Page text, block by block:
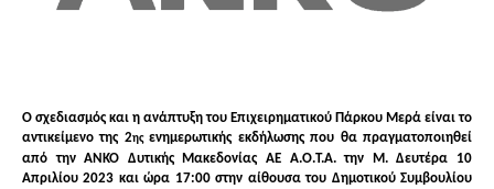
Ο σχεδιασμός και η ανάπτυξη του Επιχειρηματικού Πάρκου Μερά είναι το
αντικείμενο της 2ηςενημερωτικής εκδήλωσης που θα πραγματοποιηθεί
από την ΑΝΚΟ Δυτικής Μακεδονίας ΑΕ Α.Ο.Τ.Α. την Μ. Δευτέρα 10
Απριλίου 2023 και ώρα 17:00 στην αίθουσα του Δημοτικού Συμβουλίου